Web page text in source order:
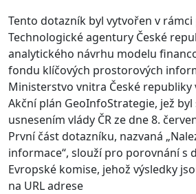
Tento dotazník byl vytvořen v
Technologické agentury České
analytického návrhu modelu
fondu klíčových prostorových
Ministerstvo vnitra České republiky
Akční plán GeoInfoStrategie, jež byl
usnesením vlády ČR ze dne 8.
První část dotazníku, nazvaná
informace“, slouží pro porovnání s
Evropské komise, jehož výsledky
na URL adrese